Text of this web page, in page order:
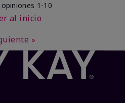
1-10
al inicio
»